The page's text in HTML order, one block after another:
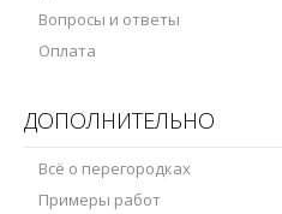
Вопросы и ответы
Оплата
ДОПОЛНИТЕЛЬНО
Всё о перегородках
Примеры работ